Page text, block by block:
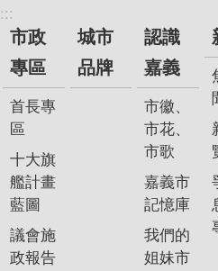
機
關
網
站
民
服
務
聯
:::
市政
專區
首長專
區
十大旗
艦計畫
藍圖
議會施
政報告
城市
品牌
認識
嘉義
市徽、
市花、
市歌
嘉義市
記憶庫
我們的
姐妹市